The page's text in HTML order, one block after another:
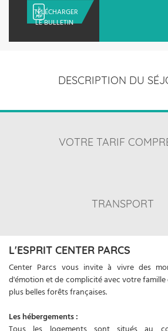
TÉLÉCHARGER
LE BULLETIN
DESCRIPTION DU
VOTRE TARIF
TRANSPORT
L'ESPRIT CENTER PARCS
Center Parcs vous invite à vivre des
d'émotion et de complicité avec votre famille
plus belles forêts françaises.
Les hébergements :